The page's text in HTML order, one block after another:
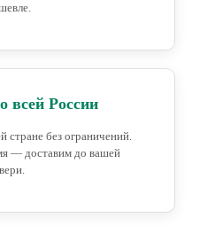
всей России
стране без ограничений.
— доставим до вашей